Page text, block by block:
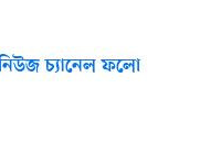
চ্যানেল ফলো